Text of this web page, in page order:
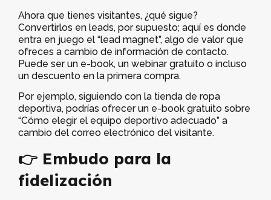
Ahora que tienes visitantes, ¿qué sigue?
Convertirlos en leads, por supuesto; aquí es donde
entra en juego el “lead magnet”, algo de valor que
ofreces a cambio de información de contacto.
Puede ser un e-book, un webinar gratuito o incluso
un descuento en la primera compra.
Por ejemplo, siguiendo con la tienda de ropa
deportiva, podrías ofrecer un e-book gratuito sobre
“Cómo elegir el equipo deportivo adecuado” a
cambio del correo electrónico del visitante.
👉 Embudo para la
fidelización